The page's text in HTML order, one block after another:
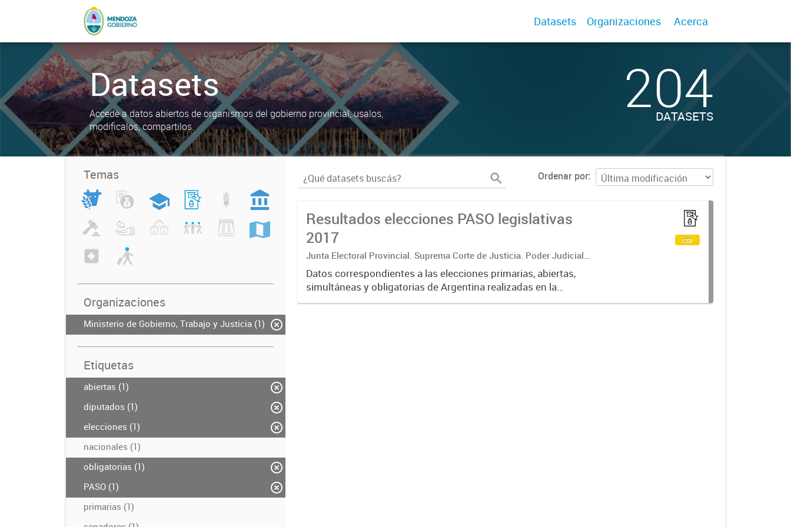
Datasets Organizaciones Acerca
Datasets
Accede a datos abiertos de organismos del gobierno provincial, usalos,
modificalos, compartilos.
204
DATASETS
Temas
Organizaciones
Ministerio de Gobierno, Trabajo y Justicia (1)
Etiquetas
abiertas (1)
diputados (1)
elecciones (1)
nacionales (1)
obligatorias (1)
PASO (1)
primarias (1)
Ordenar por
Resultados elecciones PASO legislativas
2017
Junta Electoral Provincial. Suprema Corte de Justicia. Poder Judicial
Mendoza.
Datos correspondientes a las elecciones primarias, abiertas,
simultáneas y obligatorias de Argentina realizadas en la
Provincia de Mendoza el 13 de agosto de 2017 donde cada
csv